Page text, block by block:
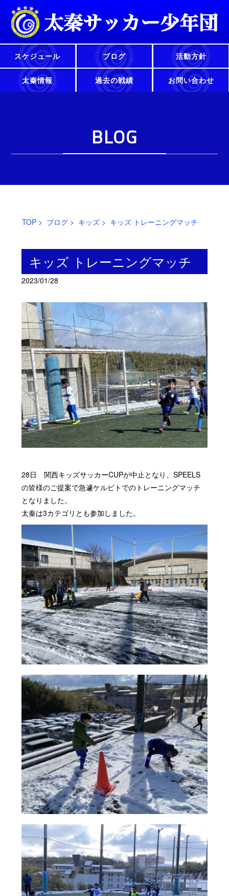
スケジュール ブログ 活動方針
太秦情報 過去の戦績 お問い合わせ
BLOG
TOP> ブログ> キッズ> キッズ トレーニングマッチ
キッズ トレーニングマッチ
2023/01/28
28日 関西キッズサッカーCUPが中止となり、SPEELS
の皆様のご提案で急遽ケルビトでのトレーニングマッチ
となりました。
太秦は3カテゴリとも参加しました。